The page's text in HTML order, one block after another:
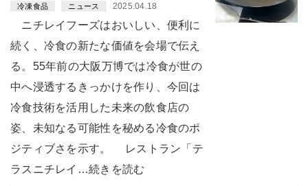
冷凍食品 ニュース 2025.04.18
ニチレイフーズはおいしい、便利に
続く、冷食の新たな価値を会場で伝え
る。55年前の大阪万博では冷食が世の
中へ浸透するきっかけを作り、今回は
冷食技術を活用した未来の飲食店の
姿、未知なる可能性を秘める冷食のポ
ジティブさを示す。 レストラン「テ
ラスニチレイ…続きを読む